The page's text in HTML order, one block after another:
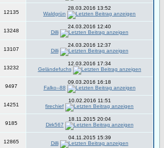
12135
28.03.2016 13:52
Waldgrün
13248
24.03.2016 12:40
Dilli
13107
24.03.2016 12:37
Dilli
13232
12.03.2016 17:34
Geländefuchs
9497
09.03.2016 16:18
Falko--88
14251
10.02.2016 11:51
firechief
9185
18.11.2015 20:04
Dirk567
12865
04.11.2015 15:39
Dilli